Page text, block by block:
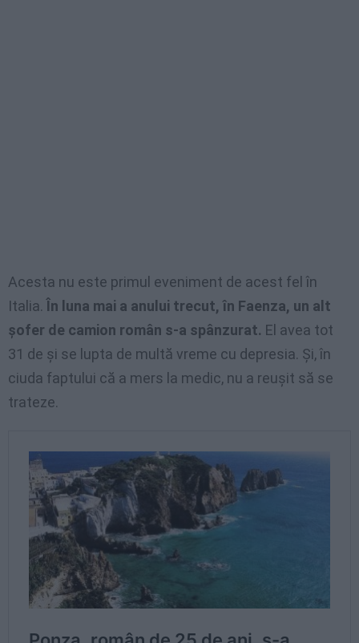
Acesta nu este primul eveniment de acest fel în
Italia. În luna mai a anului trecut, în Faenza, un alt
șofer de camion român s-a spânzurat. El avea tot
31 de şi se lupta de multă vreme cu depresia. Și, în
ciuda faptului că a mers la medic, nu a reușit să se
trateze.